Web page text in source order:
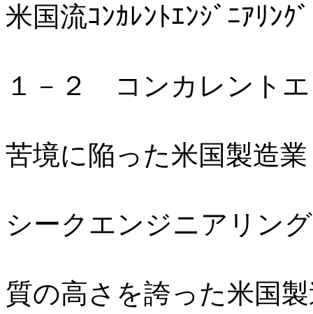
米国流ｺﾝｶﾚﾝﾄｴﾝｼﾞﾆｱﾘﾝ
１－２ コンカレント
苦境に陥った米国製造業
シークエンジニアリン
質の高さを誇った米国